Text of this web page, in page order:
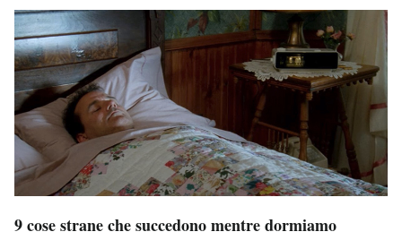
9 cose strane che succedono mentre dormiamo